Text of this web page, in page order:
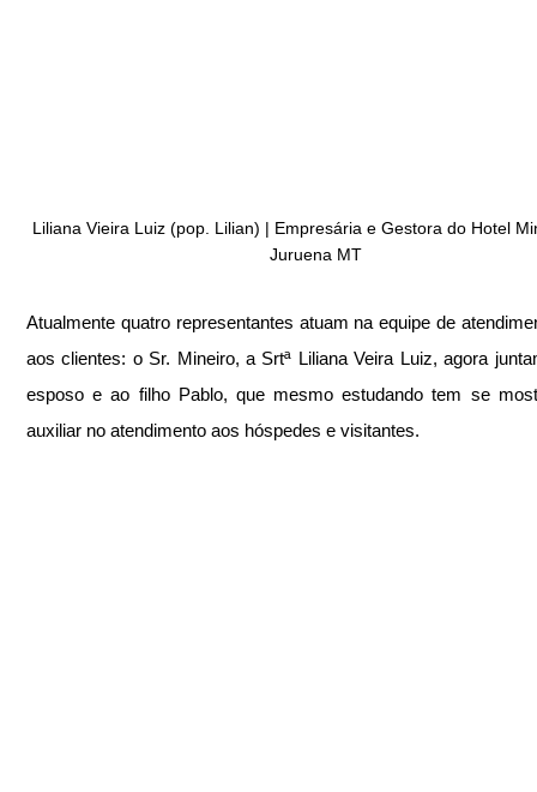
Juruena MT
Atualmente quatro representantes atuam na equipe de
aos clientes: o Sr. Mineiro, a Srtª Liliana Veira Luiz, agora
esposo e ao filho Pablo, que mesmo estudando tem se
auxiliar no atendimento aos hóspedes e visitantes.